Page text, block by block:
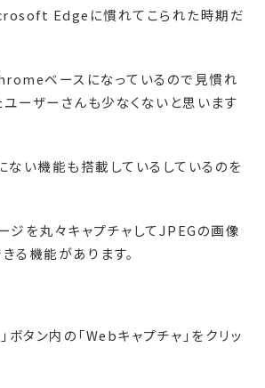
Edge に慣れてこられた時期だ
ベースになっているので見慣れ
ーザーさんも少なくないと思います
ない機能も搭載しているしているのを
ジを丸々キャプチャしてJPEGの画像
る機能があります。
ボタン内の「Webキャプチャ」をクリッ